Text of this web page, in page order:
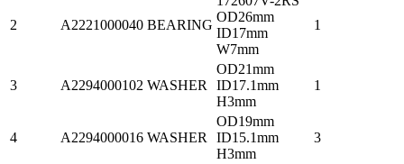
2 A2221000040 BEARING
OD26mm
ID17mm
W7mm
1
3 A2294000102 WASHER
OD21mm
ID17.1mm
H3mm
1
4 A2294000016 WASHER
OD19mm
ID15.1mm
H3mm
3